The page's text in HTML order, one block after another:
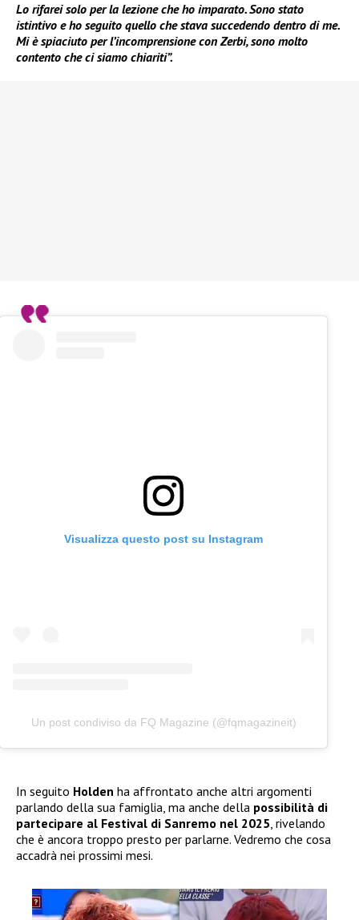
Lo rifarei solo per la lezione che ho imparato. Sono stato
istintivo e ho seguito quello che stava succedendo dentro di me.
Mi è spiaciuto per l’incomprensione con Zerbi, sono molto
contento che ci siamo chiariti”.
Visualizza questo post su Instagram
Un post condiviso da FQ Magazine (@fqmagazineit)
In seguito Holden ha affrontato anche altri argomenti
parlando della sua famiglia, ma anche della possibilità di
partecipare al Festival di Sanremo nel 2025 , rivelando
che è ancora troppo presto per parlarne. Vedremo che cosa
accadrà nei prossimi mesi.